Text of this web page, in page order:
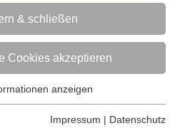
& schließen
Cookies akzeptieren
für grundlegende Funktionen der
anzeigen
Impressum | Datenschutz